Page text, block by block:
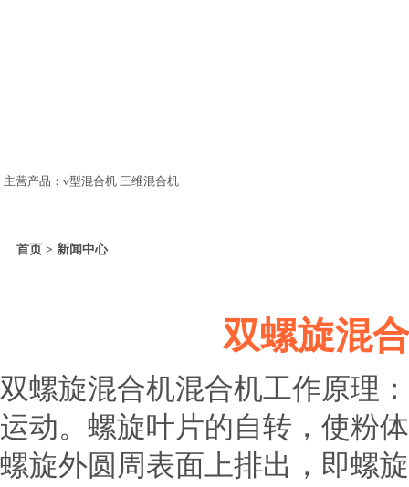
主营产品：v型混合机 三维混合机
首页 > 新闻中心
双螺旋混
双螺旋混合机混合机工作原理
运动。螺旋叶片的自转，使粉
螺旋外圆周表面上排出，即螺